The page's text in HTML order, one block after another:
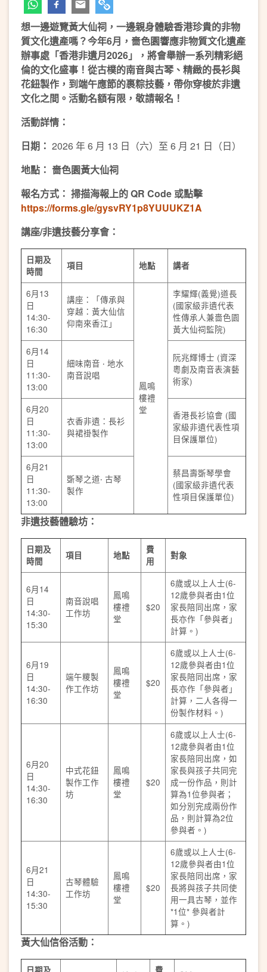
想一邊遊覽黃大仙祠，一邊親身體驗香港珍貴的非物
質文化遺產嗎？今年6️月，嗇色園響應非物質文化遺產
辦事處「香港非遺月2026」，將會舉辦一系列精彩絕
倫的文化盛事！從古樸的南音與古琴、精緻的長衫與
花鈕製作，到端午應節的裹粽技藝，帶你穿梭於非遺
文化之間。活動名額有限，敬請報名！
活動詳情：
日期： 2026 年 6 月 13 日（六）至 6 月 21 日（日）
地點： 嗇色園黃大仙祠
報名方式： 掃描海報上的 QR Code 或點擊
https://forms.gle/gysvRY1p8YUUUKZ1A
講座/非遺技藝分享會：
日期及
時間
項目 地點 講者
6月13
日
14:30-
16:30
講座：「傳承與
穿越：黃大仙信
仰南來香江」
鳳鳴
樓禮
堂
李耀輝(義覺)道長
(國家級非遺代表
性傳承人兼嗇色園
黃大仙祠監院)
6月14
日
11:30-
13:00
細味南音 ‧ 地水
南音說唱
阮兆輝博士 (資深
粵劇及南音表演藝
術家)
6月20
日
11:30-
13:00
衣香非遺：長衫
與裙褂製作
香港長衫協會 (國
家級非遺代表性項
目保護單位)
6月21
日
11:30-
13:00
斲琴之道‧ 古琴
製作
蔡昌壽斲琴學會
(國家級非遺代表
性項目保護單位)
非遺技藝體驗坊：
日期及
時間
項目 地點
費
用
對象
6月14
日
14:30-
15:30
南音說唱
工作坊
鳳鳴
樓禮
堂
$20
6歲或以上人士(6-
12歲參與者由1位
家長陪同出席，家
長亦作「參與者」
計算。)
6月19
日
14:30-
16:30
端午糭製
作工作坊
鳳鳴
樓禮
堂
$20
6歲或以上人士(6-
12歲參與者由1位
家長陪同出席，家
長亦作「參與者」
計算，二人各得一
份製作材料。)
6月20
日
14:30-
16:30
中式花鈕
製作工作
坊
鳳鳴
樓禮
堂
$20
6歲或以上人士(6-
12歲參與者由1位
家長陪同出席，如
家長與孩子共同完
成一份作品，則計
算為1位參與者；
如分別完成兩份作
品，則計算為2位
參與者。)
6月21
日
14:30-
15:30
古琴體驗
工作坊
鳳鳴
樓禮
堂
$20
6歲或以上人士(6-
12歲參與者由1位
家長陪同出席，家
長將與孩子共同使
用一具古琴，並作
*1位* 參與者計
算。)
黃大仙信俗活動：
日期及 費